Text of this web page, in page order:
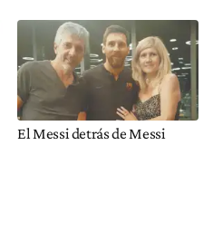
El Messi detrás de Messi